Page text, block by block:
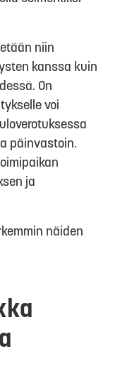
niin
kanssa kuin
On
voi
päinvastoin.
ja
näiden